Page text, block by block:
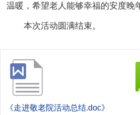
温暖，希望老人能够幸福的安度晚
本次活动圆满结束。
《走进敬老院活动总结.doc》